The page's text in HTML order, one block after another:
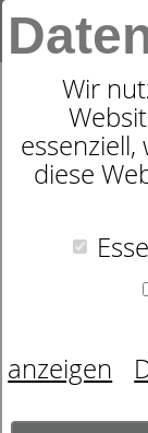
Wir
diese
anzeigen